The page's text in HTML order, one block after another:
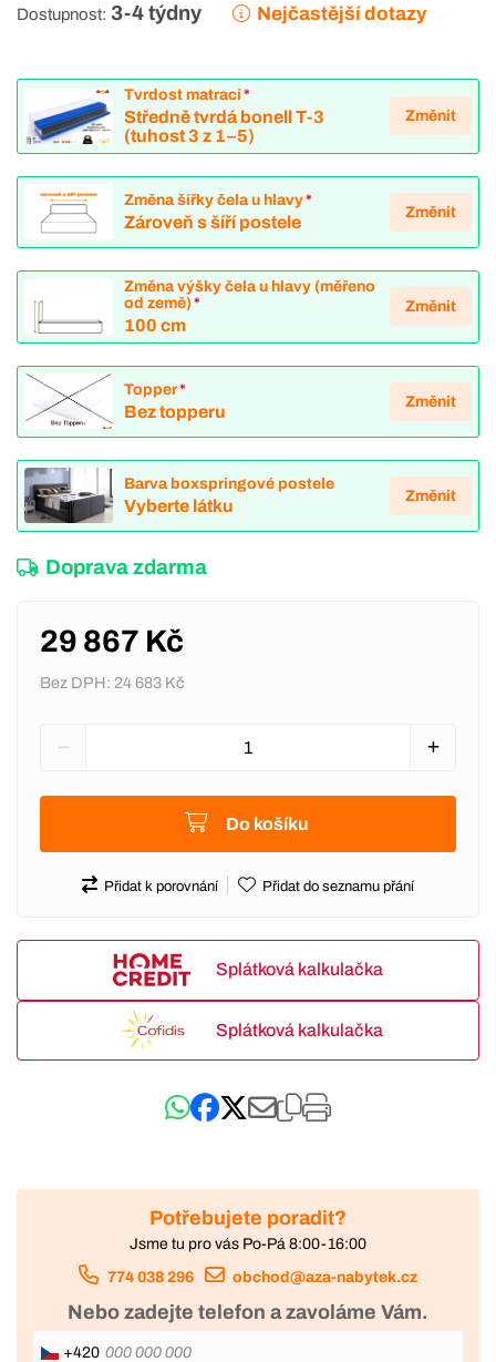
Dostupnost: 3-4 týdny Nejčastější dotazy
Tvrdost matrací*
Středně tvrdá bonell T-3
(tuhost 3 z 1–5)
Změnit
Změna šířky čela u hlavy*
Zároveň s šíří postele
Změnit
Změna výšky čela u hlavy (měřeno
od země)*
100 cm
Změnit
Topper*
Bez topperu
Změnit
Barva boxspringové postele
Vyberte látku
Změnit
Doprava zdarma
29 867 Kč
Bez DPH: 24 683 Kč
Do košíku
Přidat k porovnání Přidat do seznamu přání
Splátková kalkulačka
Splátková kalkulačka
Potřebujete poradit?
Jsme tu pro vás Po-Pá 8:00-16:00
774 038 296 obchod@aza-nabytek.cz
Nebo zadejte telefon a zavoláme Vám.
+420